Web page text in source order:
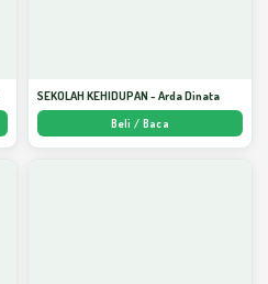
SEKOLAH KEHIDUPAN - Arda Dinata
Beli / Baca